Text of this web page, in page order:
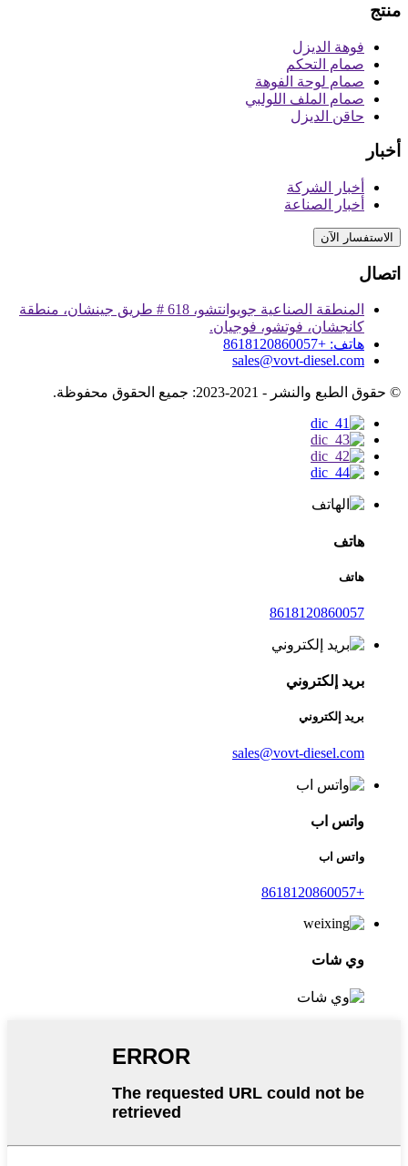
منتج
فوهة الديزل
صمام التحكم
صمام لوحة الفوهة
صمام الملف اللولبي
حاقن الديزل
أخبار
أخبار الشركة
أخبار الصناعة
الاستفسار الآن
اتصال
المنطقة الصناعية جويوانتشو، 618 # طريق جينشان، منطقة
كانجشان، فوتشو، فوجيان.
هاتف: +8618120860057
sales@vovt-diesel.com
© حقوق الطبع والنشر - 2021-2023: جميع الحقوق محفوظة.
هاتف
هاتف
8618120860057
بريد إلكتروني
بريد إلكتروني
sales@vovt-diesel.com
واتس اب
واتس اب
+8618120860057
وي شات